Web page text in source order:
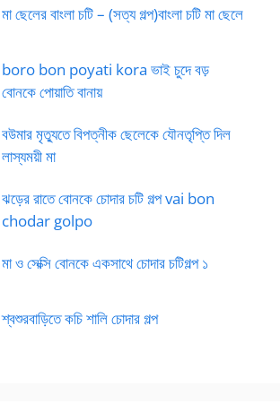
মা ছেলের বাংলা চটি – (সত্য গল্প)বাংলা চটি মা ছেলে
boro bon poyati kora ভাই চুদে বড়
বোনকে পোয়াতি বানায়
বউমার মৃত্যুতে বিপত্নীক ছেলেকে যৌনতৃপ্তি দিল
লাস্যময়ী মা
ঝড়ের রাতে বোনকে চোদার চটি গল্প vai bon
chodar golpo
মা ও সেক্সি বোনকে একসাথে চোদার চটিগল্প ১
শ্বশুরবাড়িতে কচি শালি চোদার গল্প